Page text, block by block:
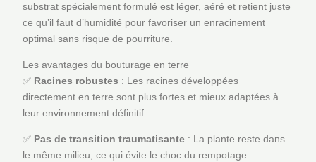
substrat spécialement formulé est léger, aéré et retient juste
ce qu’il faut d’humidité pour favoriser un enracinement
optimal sans risque de pourriture.
Les avantages du bouturage en terre
✅ Racines robustes : Les racines développées
directement en terre sont plus fortes et mieux adaptées à
leur environnement définitif
✅ Pas de transition traumatisante: La plante reste dans
le même milieu, ce qui évite le choc du rempotage